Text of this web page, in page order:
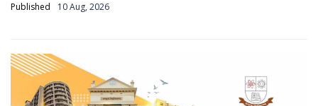
Published 10 Aug, 2026